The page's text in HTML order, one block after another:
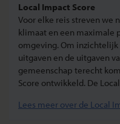
Local Impact Score
Voor elke reis streven we
klimaat en een maximale
omgeving. Om
uitgaven en de uitgaven
gemeenschap terecht
Score ontwikkeld. De
Lees meer over de Local